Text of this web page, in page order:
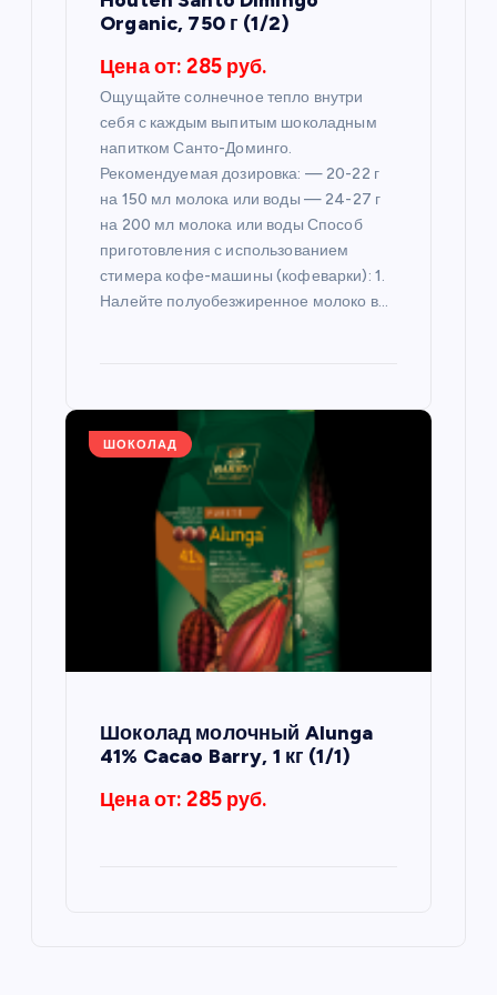
Organic, 750 г (1/2)
Цена от: 285 руб.
Ощущайте солнечное тепло внутри
себя с каждым выпитым шоколадным
напитком Санто-Доминго.
Рекомендуемая дозировка: — 20-22 г
на 150 мл молока или воды — 24-27 г
на 200 мл молока или воды Способ
приготовления с использованием
стимера кофе-машины (кофеварки): 1.
Налейте полуобезжиренное молоко в…
ШОКОЛАД
Шоколад молочный Alunga
41% Cacao Barry, 1 кг (1/1)
Цена от: 285 руб.